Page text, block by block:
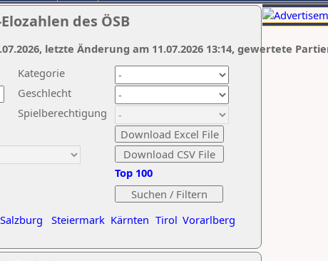
des ÖSB
Kategorie
Geschlecht
Spielberechtigung
Salzburg Steiermark Kärnten Tirol Vorarlberg
Top 100
letzte Änderung am 11.07.2026 13:14, gewertete